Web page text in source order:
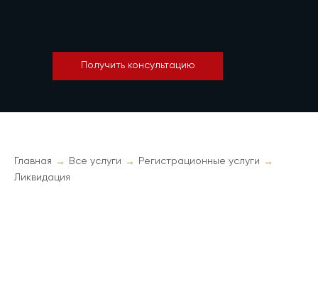
Получить консультацию
Главная → Все услуги → Регистрационные услуги →
Ликвидация